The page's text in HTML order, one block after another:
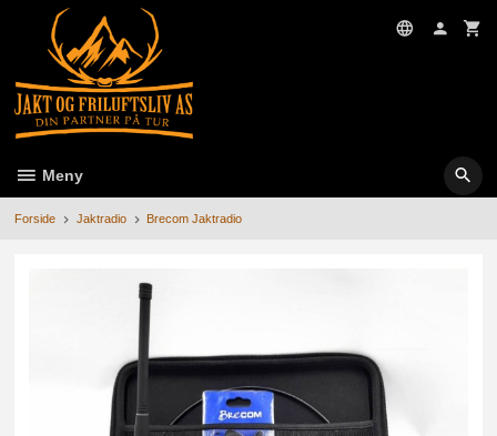
innholdet
Meny
Forside Jaktradio Brecom Jaktradio